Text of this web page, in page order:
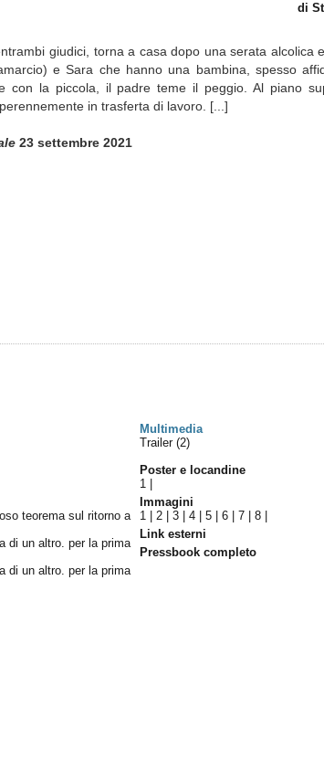
di
giudici, torna a casa dopo una serata alcolica
e Sara che hanno una bambina, spesso
la piccola, il padre teme il peggio. Al piano
in trasferta di lavoro. [...]
23 settembre 2021
Multimedia
teorema sul ritorno a
di un altro. per la prima
di un altro. per la prima
Trailer (2)
Poster e locandine
1
Immagini
1 |2 |3 |4 |5 |6 |7 |8
Link esterni
Pressbook completo